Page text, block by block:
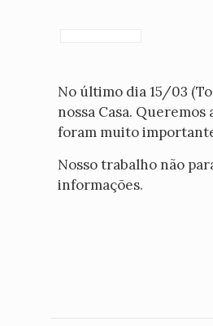
No último dia 15/03
nossa Casa.
foram muito
Nosso trabalho não
informações.